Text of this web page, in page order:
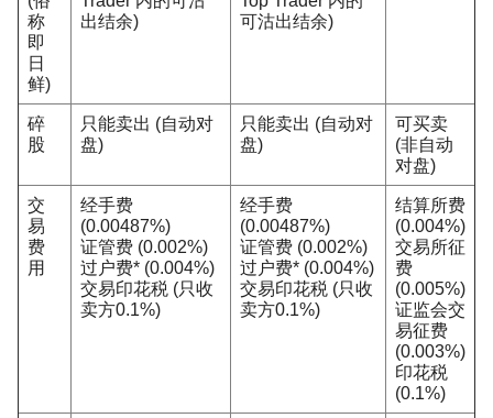
称
即
日
鲜)
出结余)
可沽出结余)
碎
股
只能卖出 (自动对
盘)
只能卖出 (自动对
盘)
可买卖
(非自动
对盘)
交
易
费
用
经手费
(0.00487%)
证管费 (0.002%)
过户费* (0.004%)
交易印花税 (只收
卖方0.1%)
经手费
(0.00487%)
证管费 (0.002%)
过户费* (0.004%)
交易印花税 (只收
卖方0.1%)
结算所费
(0.004%)
交易所征
费
(0.005%)
证监会交
易征费
(0.003%)
印花税
(0.1%)